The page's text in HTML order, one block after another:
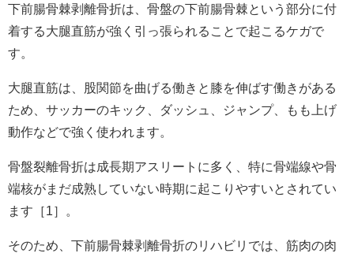
下前腸骨棘剥離骨折は、骨盤の下前腸骨棘という部分に付
着する大腿直筋が強く引っ張られることで起こるケガで
す。
大腿直筋は、股関節を曲げる働きと膝を伸ばす働きがある
ため、サッカーのキック、ダッシュ、ジャンプ、もも上げ
動作などで強く使われます。
骨盤裂離骨折は成長期アスリートに多く、特に骨端線や骨
端核がまだ成熟していない時期に起こりやすいとされてい
ます［1］。
そのため、下前腸骨棘剥離骨折のリハビリでは、筋肉の肉